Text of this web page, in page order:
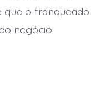
que o franqueado
negócio.